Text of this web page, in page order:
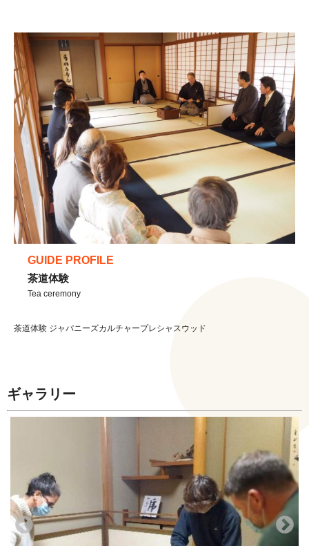
GUIDE PROFILE
茶道体験
Tea ceremony
茶道体験 ジャパニーズカルチャープレシャスウッド
ギャラリー